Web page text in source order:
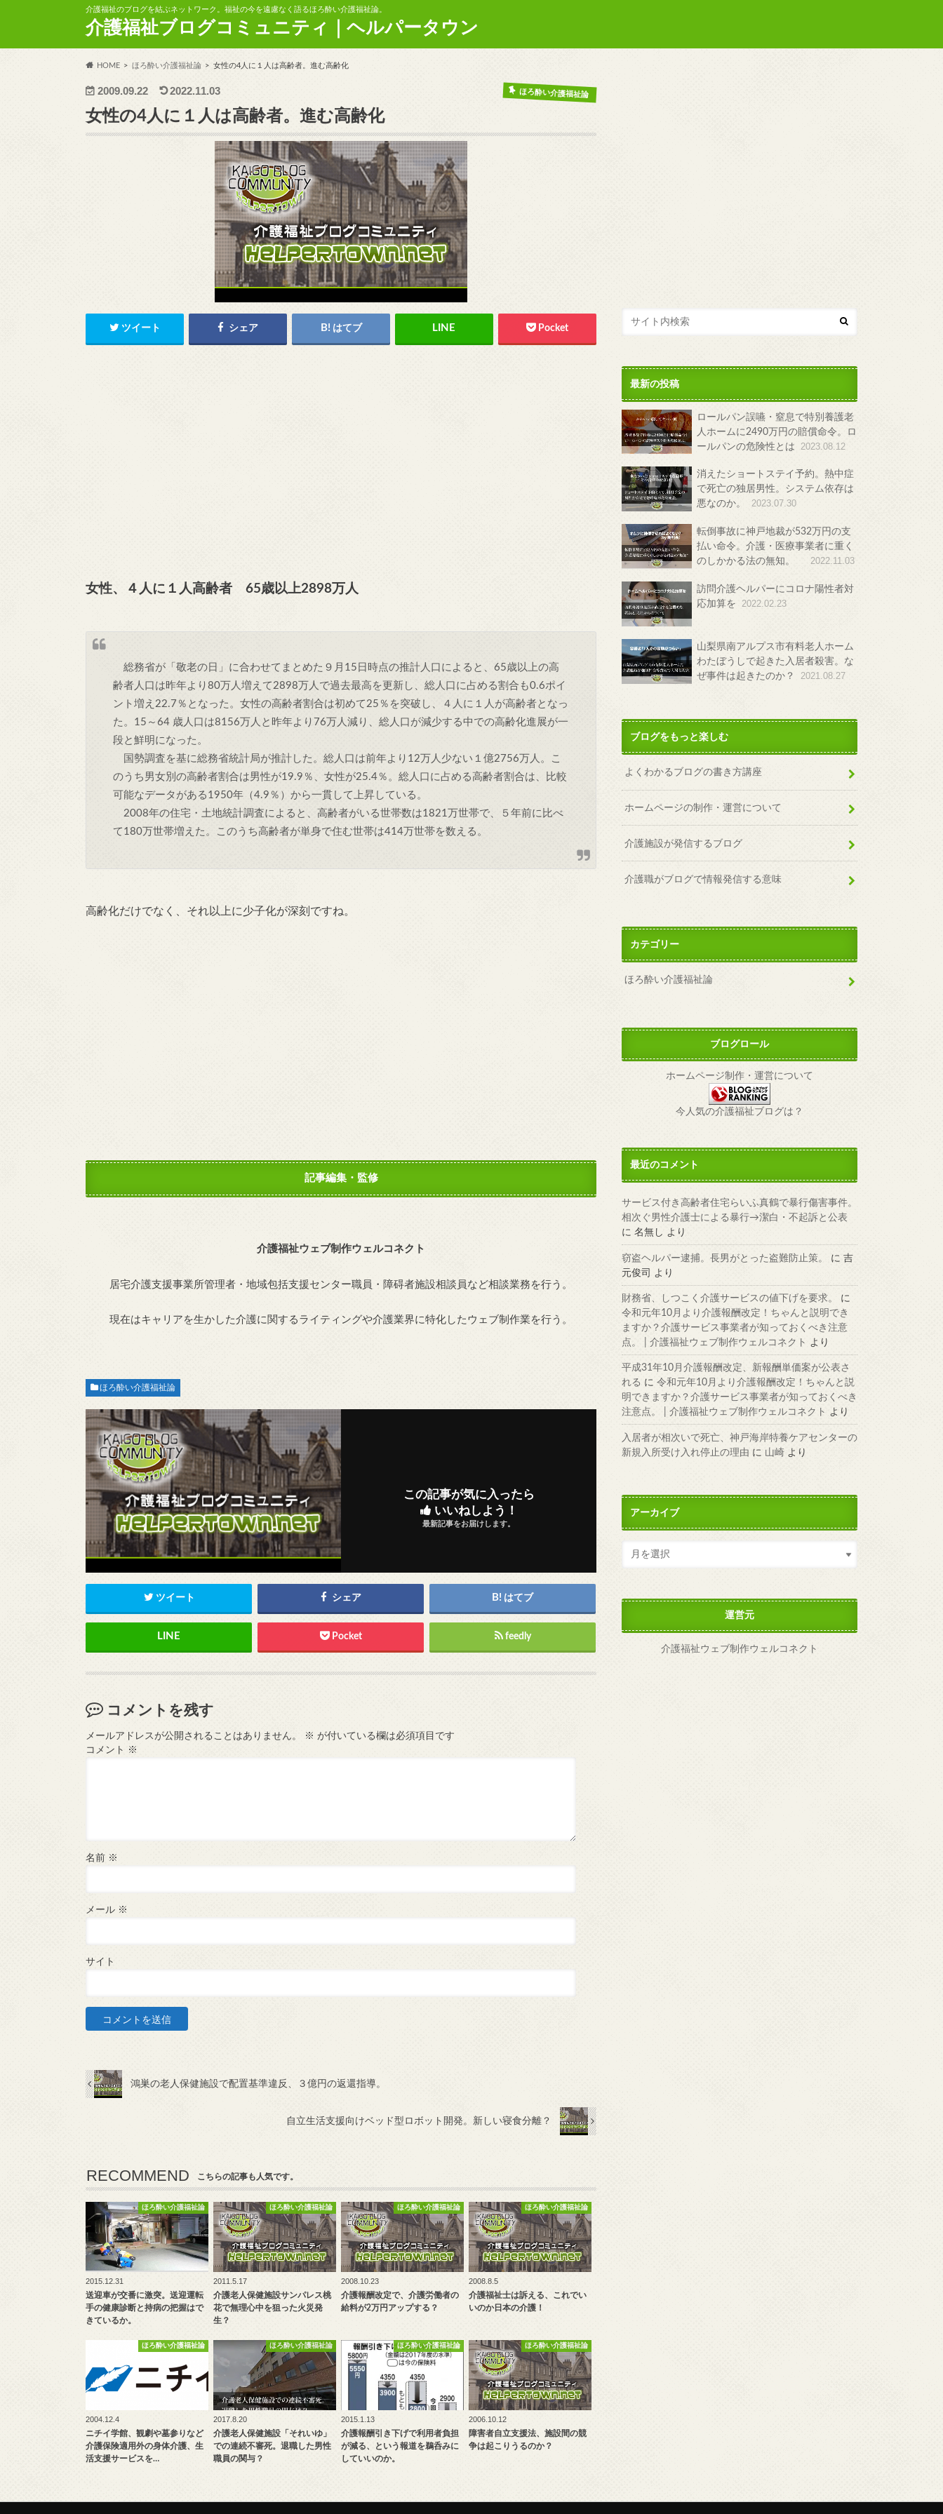
介護福祉のブログを結ぶネットワーク。福祉の今を遠慮なく語るほろ酔い介護福祉論。
介護福祉ブログコミュニティ｜ヘルパータウン
HOME ほろ酔い介護福祉論 女性の4人に１人は高齢者。進む高齢化
2009.09.22 2022.11.03 ほろ酔い介護福祉論
女性の4人に１人は高齢者。進む高齢化
ツイート シェア はてブ Pocket
女性、４人に１人高齢者 65歳以上2898万人
総務省が「敬老の日」に合わせてまとめた９月15日時点の推計人口によると、65歳以上の高
齢者人口は昨年より80万人増えて2898万人で過去最高を更新し、総人口に占める割合も0.6ポイ
ント増え22.7％となった。女性の高齢者割合は初めて25％を突破し、４人に１人が高齢者となっ
た。15～64 歳人口は8156万人と昨年より76万人減り、総人口が減少する中での高齢化進展が一
段と鮮明になった。
国勢調査を基に総務省統計局が推計した。総人口は前年より12万人少ない１億2756万人。こ
のうち男女別の高齢者割合は男性が19.9％、女性が25.4％。総人口に占める高齢者割合は、比較
可能なデータがある1950年（4.9％）から一貫して上昇している。
2008年の住宅・土地統計調査によると、高齢者がいる世帯数は1821万世帯で、５年前に比べ
て180万世帯増えた。このうち高齢者が単身で住む世帯は414万世帯を数える。
高齢化だけでなく、それ以上に少子化が深刻ですね。
記事編集・監修
介護福祉ウェブ制作ウェルコネクト
居宅介護支援事業所管理者・地域包括支援センター職員・障碍者施設相談員など相談業務を行う。
現在はキャリアを生かした介護に関するライティングや介護業界に特化したウェブ制作業を行う。
ほろ酔い介護福祉論
この記事が気に入ったら
いいねしよう！
最新記事をお届けします。
ツイート シェア はてブ
Pocket feedly
コメントを残す
メールアドレスが公開されることはありません。 ※ が付いている欄は必須項目です
コメント
※
名前 ※
メール ※
サイト
鴻巣の老人保健施設で配置基準違反、３億円の返還指導。
自立生活支援向けベッド型ロボット開発。新しい寝食分離？
RECOMMEND こちらの記事も人気です。
ほろ酔い介護福祉論
2015.12.31
送迎車が交番に激突。送迎運転
手の健康診断と持病の把握はで
きているか。
ほろ酔い介護福祉論
2011.5.17
介護老人保健施設サンパレス桃
花で無理心中を狙った火災発
生？
ほろ酔い介護福祉論
2008.10.23
介護報酬改定で、介護労働者の
給料が2万円アップする？
ほろ酔い介護福祉論
2008.8.5
介護福祉士は訴える、これでい
いのか日本の介護！
ほろ酔い介護福祉論
2004.12.4
ニチイ学館、観劇や墓参りなど
介護保険適用外の身体介護、生
活支援サービスを…
ほろ酔い介護福祉論
2017.8.20
介護老人保健施設「それいゆ」
での連続不審死。退職した男性
職員の関与？
ほろ酔い介護福祉論
2015.1.13
介護報酬引き下げで利用者負担
が減る、という報道を鵜呑みに
していいのか。
ほろ酔い介護福祉論
2006.10.12
障害者自立支援法、施設間の競
争は起こりうるのか？
最新の投稿
ロールパン誤嚥・窒息で特別養護老
人ホームに2490万円の賠償命令。ロ
ールパンの危険性とは
2023.08.12
消えたショートステイ予約。熱中症
で死亡の独居男性。システム依存は
悪なのか。
2023.07.30
転倒事故に神戸地裁が532万円の支
払い命令。介護・医療事業者に重く
のしかかる法の無知。
2022.11.03
訪問介護ヘルパーにコロナ陽性者対
応加算を
2022.02.23
山梨県南アルプス市有料老人ホーム
わたぼうしで起きた入居者殺害。な
ぜ事件は起きたのか？
2021.08.27
ブログをもっと楽しむ
よくわかるブログの書き方講座
ホームページの制作・運営について
介護施設が発信するブログ
介護職がブログで情報発信する意味
カテゴリー
ほろ酔い介護福祉論
ブログロール
ホームページ制作・運営について
今人気の介護福祉ブログは？
最近のコメント
サービス付き高齢者住宅らいふ真鶴で暴行傷害事件。
相次ぐ男性介護士による暴行→潔白・不起訴と公表
に 名無し より
窃盗ヘルパー逮捕。長男がとった盗難防止策。 に 吉
元俊司 より
財務省、しつこく介護サービスの値下げを要求。
に
令和元年10月より介護報酬改定！ちゃんと説明でき
ますか？介護サービス事業者が知っておくべき注意
点。 | 介護福祉ウェブ制作ウェルコネクト より
平成31年10月介護報酬改定、新報酬単価案が公表さ
れる に 令和元年10月より介護報酬改定！ちゃんと説
明できますか？介護サービス事業者が知っておくべき
注意点。 | 介護福祉ウェブ制作ウェルコネクト より
入居者が相次いで死亡、神戸海岸特養ケアセンターの
新規入所受け入れ停止の理由 に 山崎 より
アーカイブ
運営元
介護福祉ウェブ制作ウェルコネクト